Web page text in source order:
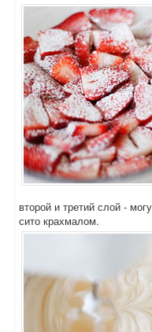
второй и третий слой -
сито крахмалом.